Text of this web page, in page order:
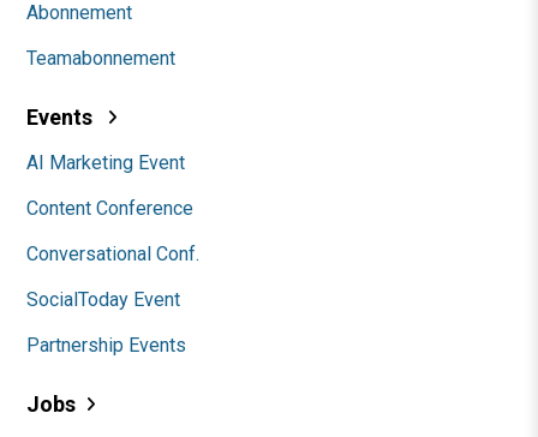
Abonnement
Teamabonnement
Events
AI Marketing Event
Content Conference
Conversational Conf.
SocialToday Event
Partnership Events
Jobs